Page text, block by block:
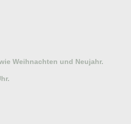
Weihnachten und Neujahr.